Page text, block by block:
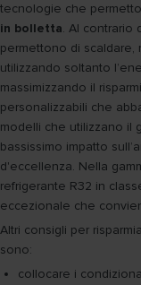
tecnologie che
in bolletta. Al contrario
permettono di scaldare,
utilizzando soltanto
massimizzando il
personalizzabili che
modelli che utilizzano il
bassissimo impatto
d'eccellenza. Nella
refrigerante R32 in
eccezionale che
Altri consigli per
sono:
collocare i